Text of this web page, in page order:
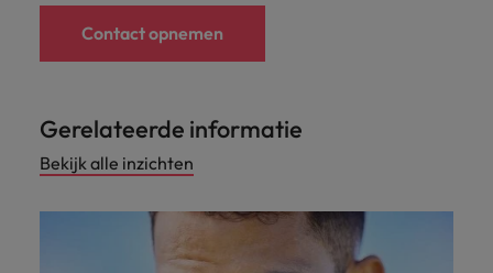
Contact opnemen
Gerelateerde informatie
Bekijk alle inzichten